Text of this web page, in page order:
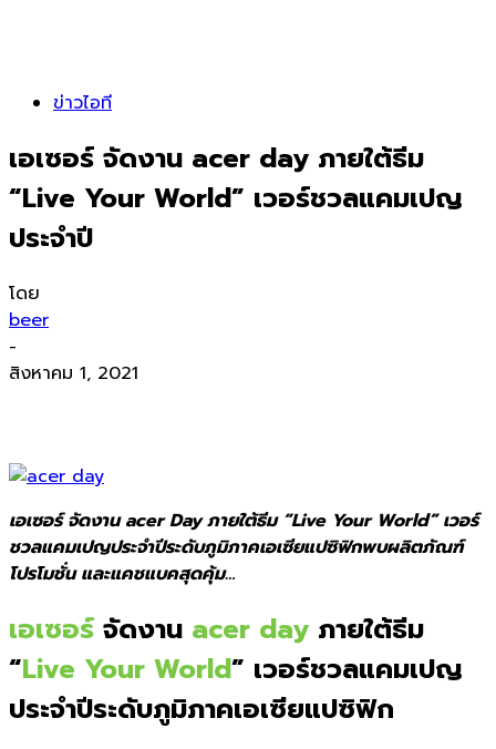
ข่าวไอที
เอเซอร์ จัดงาน acer day ภายใต้ธีม
“Live Your World” เวอร์ชวลแคมเปญ
ประจำปี
โดย
beer
-
สิงหาคม 1, 2021
เอเซอร์ จัดงาน acer Day ภายใต้ธีม “Live Your World” เวอร์
ชวลแคมเปญประจำปีระดับภูมิภาคเอเซียแปซิฟิกพบผลิตภัณฑ์
โปรโมชั่น และแคชแบคสุดคุ้ม…
เอเซอร์ จัดงาน acer day ภายใต้ธีม
“Live Your World” เวอร์ชวลแคมเปญ
ประจำปีระดับภูมิภาคเอเซียแปซิฟิก